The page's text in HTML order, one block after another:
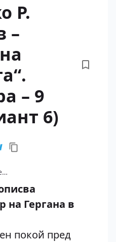
Р.
–
– 9
6)
на Гергана в
покой пред